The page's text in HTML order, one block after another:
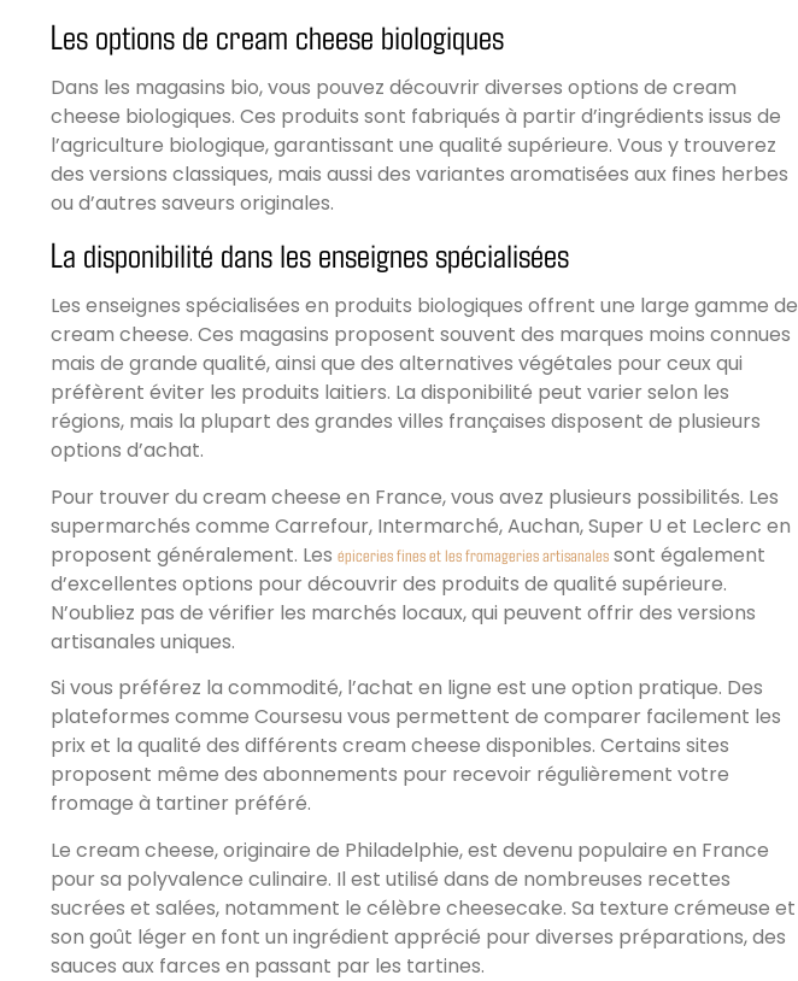
Les options de cream cheese biologiques
Dans les magasins bio, vous pouvez découvrir diverses options de cream
cheese biologiques. Ces produits sont fabriqués à partir d’ingrédients issus de
l’agriculture biologique, garantissant une qualité supérieure. Vous y trouverez
des versions classiques, mais aussi des variantes aromatisées aux fines herbes
ou d’autres saveurs originales.
La disponibilité dans les enseignes spécialisées
Les enseignes spécialisées en produits biologiques offrent une large gamme de
cream cheese. Ces magasins proposent souvent des marques moins connues
mais de grande qualité, ainsi que des alternatives végétales pour ceux qui
préfèrent éviter les produits laitiers. La disponibilité peut varier selon les
régions, mais la plupart des grandes villes françaises disposent de plusieurs
options d’achat.
Pour trouver du cream cheese en France, vous avez plusieurs possibilités. Les
supermarchés comme Carrefour, Intermarché, Auchan, Super U et Leclerc en
proposent généralement. Les épiceries fines et les fromageries artisanales sont également
d’excellentes options pour découvrir des produits de qualité supérieure.
N’oubliez pas de vérifier les marchés locaux, qui peuvent offrir des versions
artisanales uniques.
Si vous préférez la commodité, l’achat en ligne est une option pratique. Des
plateformes comme Coursesu vous permettent de comparer facilement les
prix et la qualité des différents cream cheese disponibles. Certains sites
proposent même des abonnements pour recevoir régulièrement votre
fromage à tartiner préféré.
Le cream cheese, originaire de Philadelphie, est devenu populaire en France
pour sa polyvalence culinaire. Il est utilisé dans de nombreuses recettes
sucrées et salées, notamment le célèbre cheesecake. Sa texture crémeuse et
son goût léger en font un ingrédient apprécié pour diverses préparations, des
sauces aux farces en passant par les tartines.